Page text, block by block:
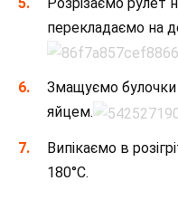
перекладаємо на
Змащуємо
яйцем.
Випікаємо в
180°С.